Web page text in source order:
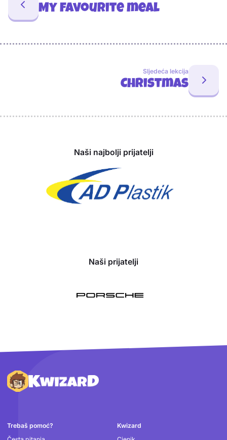
My favourite meal
Sljedeća lekcija
Christmas
Naši najbolji prijatelji
Naši prijatelji
Podnožje
Trebaš pomoć?
Kwizard